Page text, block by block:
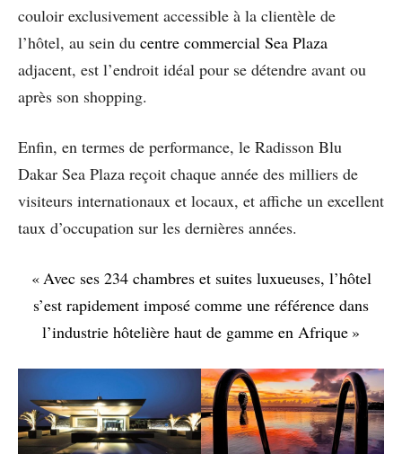
couloir exclusivement accessible à la clientèle de
l’hôtel, au sein du centre commercial Sea Plaza
adjacent, est l’endroit idéal pour se détendre avant ou
après son shopping.
Enfin, en termes de performance, le Radisson Blu
Dakar Sea Plaza reçoit chaque année des milliers de
visiteurs internationaux et locaux, et affiche un excellent
taux d’occupation sur les dernières années.
« Avec ses 234 chambres et suites luxueuses, l’hôtel
s’est rapidement imposé comme une référence dans
l’industrie hôtelière haut de gamme en Afrique »